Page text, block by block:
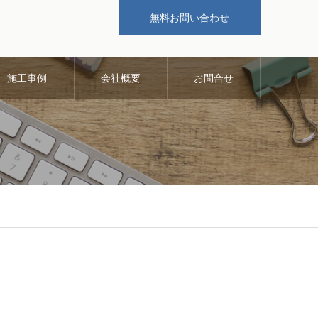
無料お問い合わせ
施工事例 会社概要 お問合せ